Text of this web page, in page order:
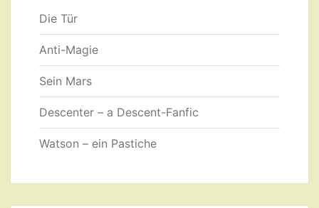
Die Tür
Anti-Magie
Sein Mars
Descenter – a Descent-Fanfic
Watson – ein Pastiche